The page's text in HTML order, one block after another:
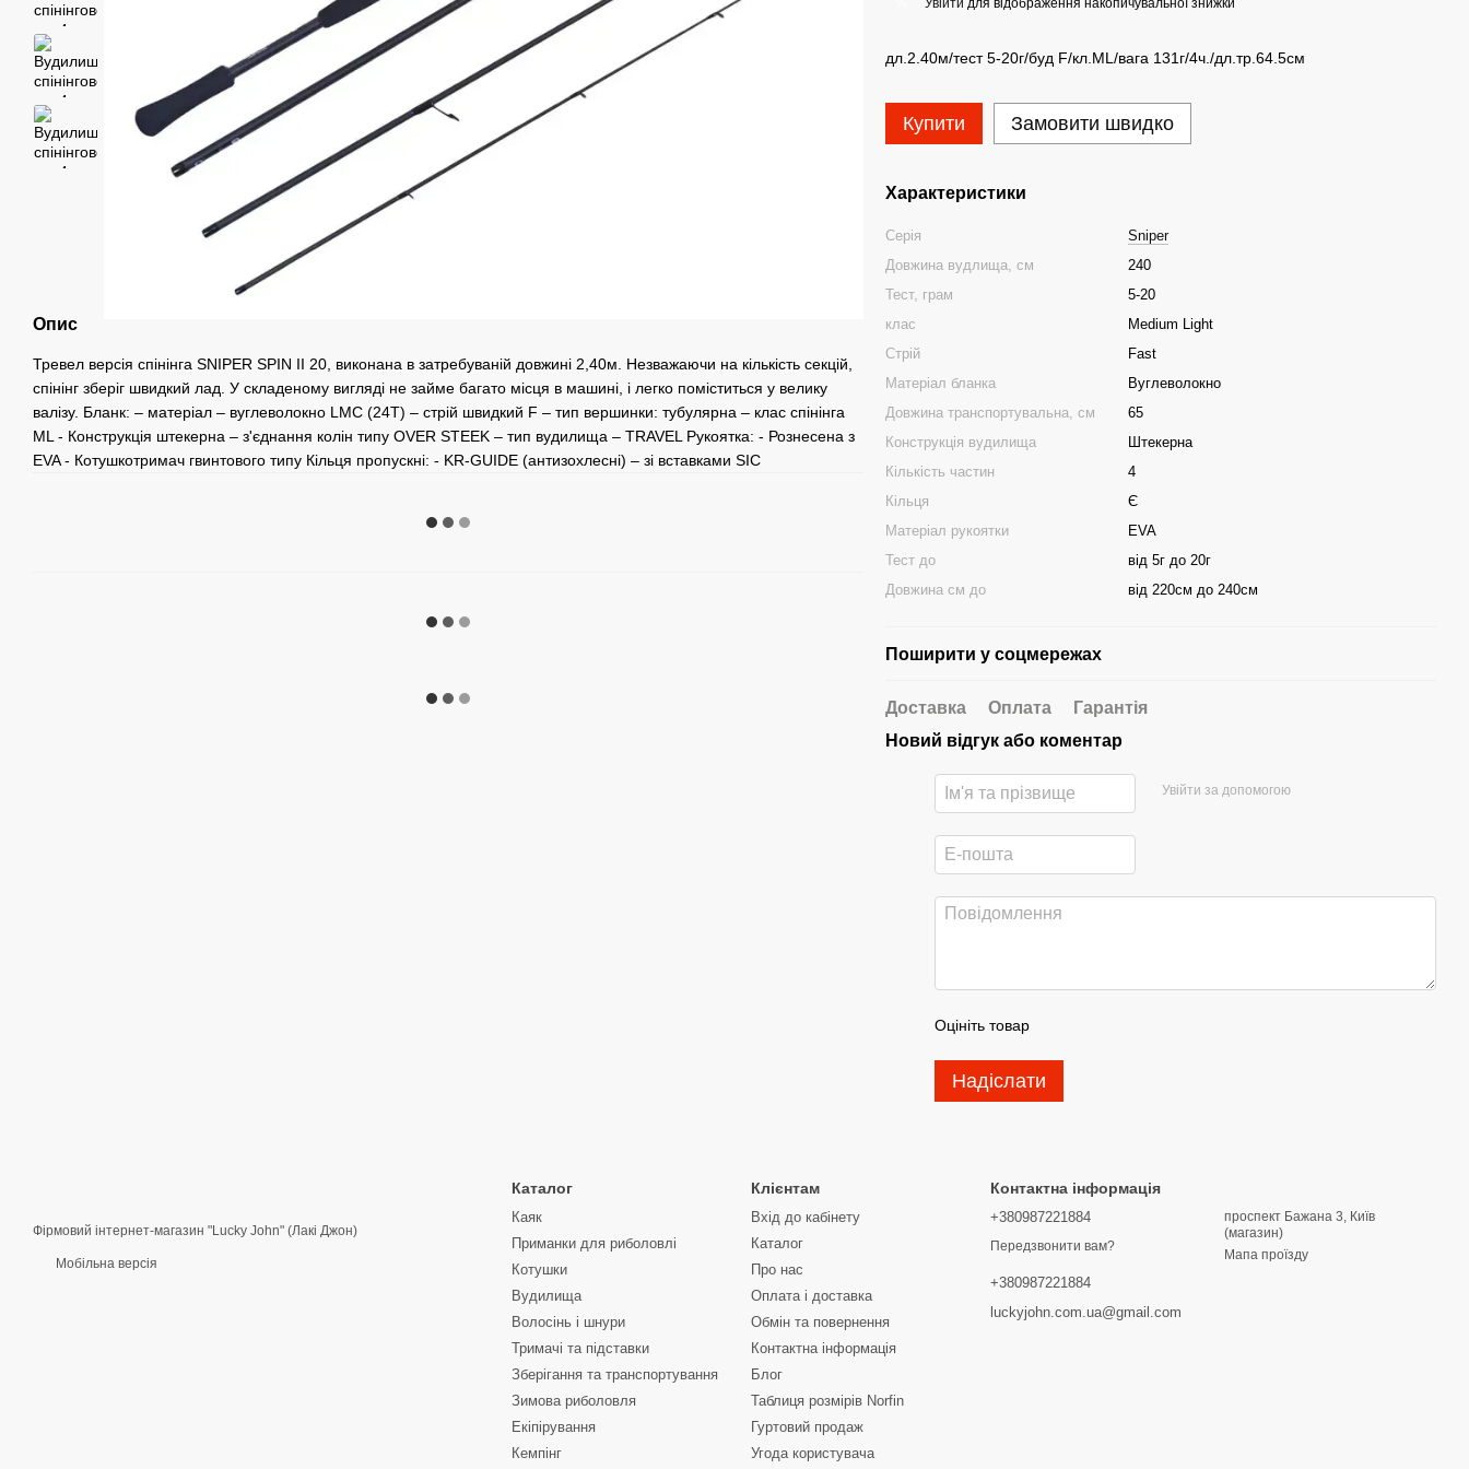
Опис
Тревел версія спінінга SNIPER SPIN II 20, виконана в затребуваній довжині 2,40м. Незважаючи на кількість секцій,
спінінг зберіг швидкий лад. У складеному вигляді не займе багато місця в машині, і легко поміститься у велику
валізу. Бланк: – матеріал – вуглеволокно LMC (24T) – стрій швидкий F – тип вершинки: тубулярна – клас спінінга
ML - Конструкція штекерна – з'єднання колін типу OVER STEEK – тип вудилища – TRAVEL Рукоятка: - Рознесена з
EVA - Котушкотримач гвинтового типу Кільця пропускні: - KR-GUIDE (антизохлесні) – зі вставками SIC
дл.2.40м/тест 5-20г/буд F/кл.ML/вага 131г/4ч./дл.тр.64.5см
Купити Замовити швидко
Характеристики
Серія
Sniper
Довжина вудлища, см
240
Тест, грам
5-20
клас
Medium Light
Стрій
Fast
Матеріал бланка
Вуглеволокно
Довжина транспортувальна, см
65
Конструкція вудилища
Штекерна
Кількість частин
4
Кільця
Є
Матеріал рукоятки
EVA
Тест до
від 5г до 20г
Довжина см до
від 220см до 240см
Поширити у соцмережах
Доставка Оплата
Гарантія
Новий відгук або коментар
Увійти за допомогою
Оцініть товар
Надіслати
Фірмовий інтернет-магазин "Lucky John" (Лакі Джон)
Мобільна версія
Каталог
Каяк
Приманки для риболовлі
Котушки
Вудилища
Волосінь і шнури
Тримачі та підставки
Зберігання та транспортування
Зимова риболовля
Екіпірування
Кемпінг
Клієнтам
Вхід до кабінету
Каталог
Про нас
Оплата і доставка
Обмін та повернення
Контактна інформація
Блог
Таблиця розмірів Norfin
Гуртовий продаж
Угода користувача
Контактна інформація
+380987221884
Передзвонити вам?
+380987221884
luckyjohn.com.ua@gmail.com
проспект Бажана 3, Київ
(магазин)
Мапа проїзду